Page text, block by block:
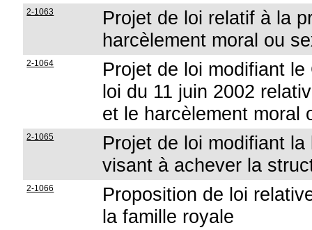
2-1063
Projet de loi relatif à la
harcèlement moral ou
2-1064
Projet de loi modifiant
loi du 11 juin 2002
et le harcèlement moral
2-1065
Projet de loi modifiant
visant à achever la
2-1066
Proposition de loi
la famille royale